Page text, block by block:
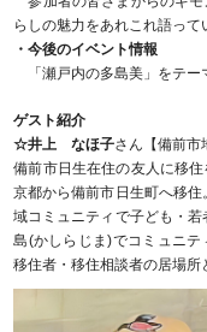
らしの魅力をあれこれ語って
・今後のイベント情報
「瀬戸内の多島美」をテー
ゲスト紹介
☆井上 なほ子さん【備前市
備前市日生在住の友人に移
京都から備前市日生町へ移
域コミュニティで子ども・
島(かしらじま)でコミュニ
移住者・移住相談者の居場所